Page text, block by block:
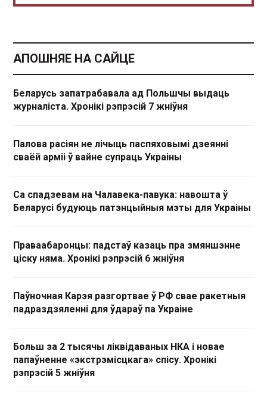
АПОШНЯЕ НА САЙЦЕ
Беларусь запатрабавала ад Польшчы выдаць
журналіста. Хронікі рэпрэсій 7 жніўня
Палова расіян не лічыць паспяховымі дзеянні
сваёй арміі ў вайне супраць Украіны
Са спадзевам на Чалавека-павука: навошта ў
Беларусі будуюць патэнцыйныя мэты для Украіны
Праваабаронцы: падстаў казаць пра змяншэнне
ціску няма. Хронікі рэпрэсій 6 жніўня
Паўночная Карэя разгортвае ў РФ свае ракетныя
падраздзяленні для ўдараў па Украіне
Больш за 2 тысячы ліквідаваных НКА і новае
папаўненне «экстрэмісцкага» спісу. Хронікі
рэпрэсій 5 жніўня